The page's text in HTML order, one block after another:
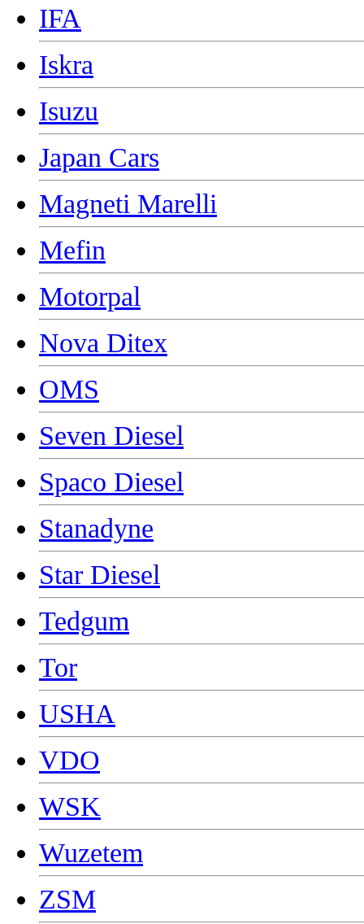
IFA
Iskra
Isuzu
Japan Cars
Magneti Marelli
Mefin
Motorpal
Nova Ditex
OMS
Seven Diesel
Spaco Diesel
Stanadyne
Star Diesel
Tedgum
Tor
USHA
VDO
WSK
Wuzetem
ZSM